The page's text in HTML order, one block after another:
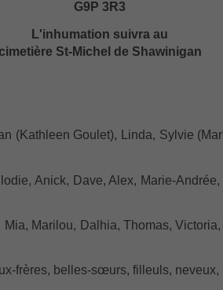
G9P 3R3
L'inhumation suivra au
St-Michel de Shawinigan
(Kathleen Goulet), Linda, Sylvie
Anick, Dave, Alex, Marie-
Marilou, Dalhia, Thomas,
frères, belles-sœurs, filleuls, neveux,